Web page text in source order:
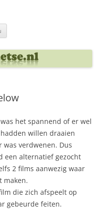
het spannend of er wel
willen draaien
was verdwenen. Dus
een alternatief gezocht
2 films aanwezig waar
maken.
die zich afspeelt op
gebeurde feiten.